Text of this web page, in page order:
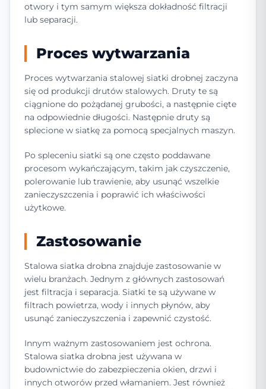
otwory i tym samym większa dokładność filtracji
lub separacji.
Proces wytwarzania
Proces wytwarzania stalowej siatki drobnej zaczyna
się od produkcji drutów stalowych. Druty te są
ciągnione do pożądanej grubości, a następnie cięte
na odpowiednie długości. Następnie druty są
splecione w siatkę za pomocą specjalnych maszyn.
Po spleceniu siatki są one często poddawane
procesom wykańczającym, takim jak czyszczenie,
polerowanie lub trawienie, aby usunąć wszelkie
zanieczyszczenia i poprawić ich właściwości
użytkowe.
Zastosowanie
Stalowa siatka drobna znajduje zastosowanie w
wielu branżach. Jednym z głównych zastosowań
jest filtracja i separacja. Siatki te są używane w
filtrach powietrza, wody i innych płynów, aby
usunąć zanieczyszczenia i zapewnić czystość.
Innym ważnym zastosowaniem jest ochrona.
Stalowa siatka drobna jest używana w
budownictwie do zabezpieczenia okien, drzwi i
innych otworów przed włamaniem. Jest również